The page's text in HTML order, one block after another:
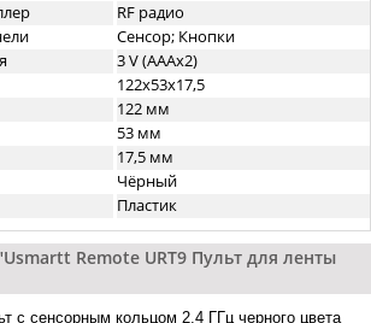
RF радио
Сенсор; Кнопки
3 V (AAAx2)
122x53x17,5
122 мм
53 мм
17,5 мм
Чёрный
Пластик
Remote URT9 Пульт для ленты
с сенсорным кольцом 2.4 ГГц черного цвета